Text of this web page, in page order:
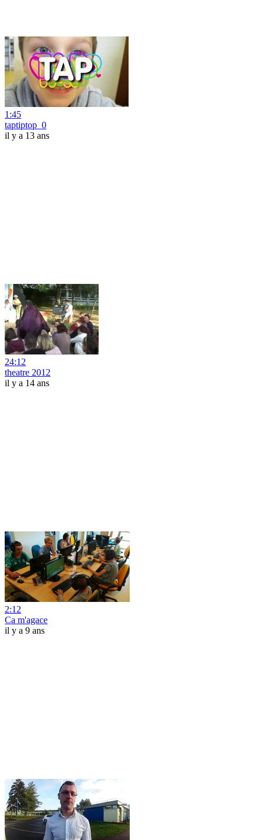
1:45
taptiptop_0
il y a 13 ans
24:12
theatre 2012
il y a 14 ans
2:12
Ca m'agace
il y a 9 ans